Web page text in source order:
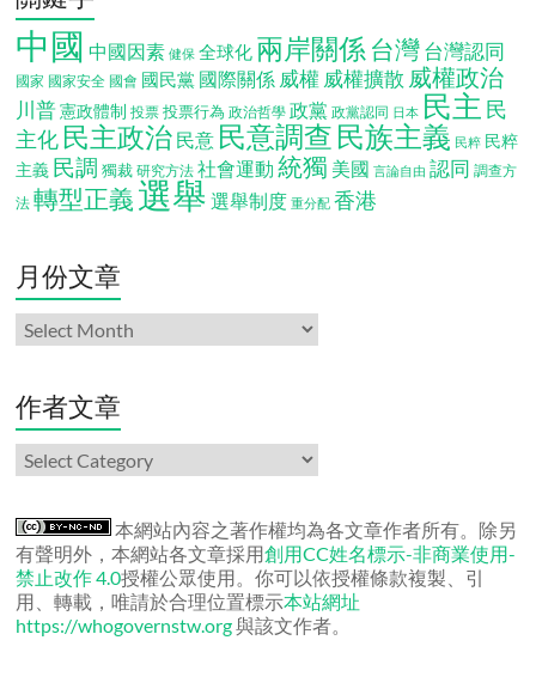
中國 中國因素 健保 全球化 兩岸關係 台灣台灣認同
國家 國家安全 國會 國民黨 國際關係 威權 威權擴散 威權政治
川普 憲政體制 投票 投票行為 政治哲學 政黨 政黨認同 日本 民主 民
主化 民主政治 民意 民意調查 民族主義 民粹 民粹
主義 民調 獨裁 研究方法 社會運動 統獨 美國 言論自由 認同 調查方
法 轉型正義 選舉 選舉制度 重分配 香港
月份文章
月
份
章
作者文章
作
者
章
本網站內容之著作權均為各文章作者所有。除另
有聲明外，本網站各文章採用創用CC姓名標示-非商業使用-
禁止改作 4.0授權公眾使用。你可以依授權條款複製、引
用、轉載，唯請於合理位置標示本站網址
https://whogovernstw.org與該文作者。